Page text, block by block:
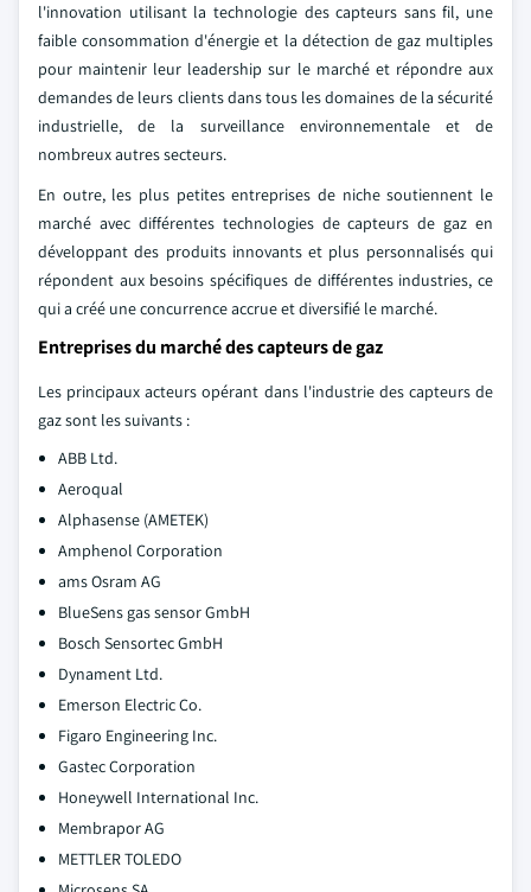
l'innovation utilisant la technologie des capteurs sans fil, une
faible consommation d'énergie et la détection de gaz multiples
pour maintenir leur leadership sur le marché et répondre aux
demandes de leurs clients dans tous les domaines de la sécurité
industrielle, de la surveillance environnementale et de
nombreux autres secteurs.
En outre, les plus petites entreprises de niche soutiennent le
marché avec différentes technologies de capteurs de gaz en
développant des produits innovants et plus personnalisés qui
répondent aux besoins spécifiques de différentes industries, ce
qui a créé une concurrence accrue et diversifié le marché.
Entreprises du marché des capteurs de gaz
Les principaux acteurs opérant dans l'industrie des capteurs de
gaz sont les suivants :
ABB Ltd.
Aeroqual
Alphasense (AMETEK)
Amphenol Corporation
ams Osram AG
BlueSens gas sensor GmbH
Bosch Sensortec GmbH
Dynament Ltd.
Emerson Electric Co.
Figaro Engineering Inc.
Gastec Corporation
Honeywell International Inc.
Membrapor AG
METTLER TOLEDO